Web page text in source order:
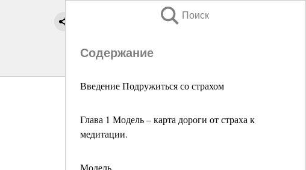
Поиск
Содержание
Введение Подружиться со страхом
Глава 1 Модель – карта дороги от страха к
медитации.
Модель